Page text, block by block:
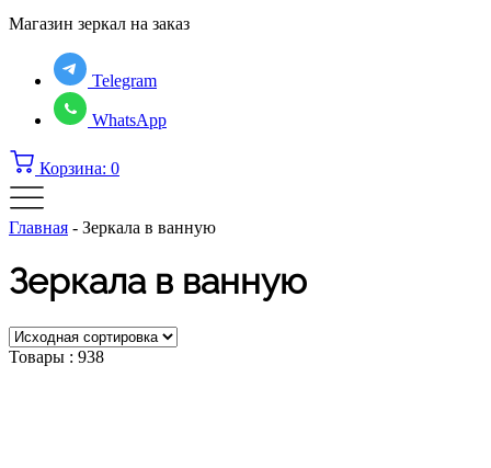
Магазин зеркал на заказ
Telegram
WhatsApp
Корзина: 0
Главная - Зеркала в ванную
Зеркала в ванную
Товары : 938